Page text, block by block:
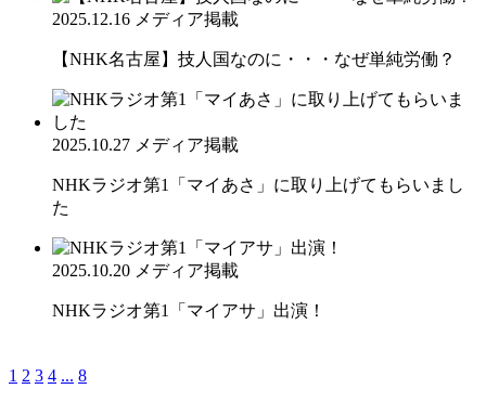
2025.12.16 メディア掲載
【NHK名古屋】技人国なのに・・・なぜ単純労働？
2025.10.27 メディア掲載
NHKラジオ第1「マイあさ」に取り上げてもらいまし
た
2025.10.20 メディア掲載
NHKラジオ第1「マイアサ」出演！
1 2 3 4 ... 8